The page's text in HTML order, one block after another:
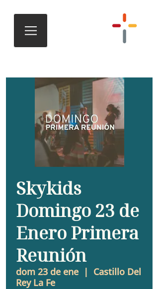
Skykids
Domingo 23 de
Enero Primera
Reunión
dom 23 de ene
  |
Castillo Del
Rey La Fe